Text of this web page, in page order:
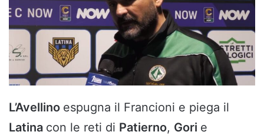
L’Avellino espugna il Francioni e piega il
Latina con le reti di Patierno, Gori e